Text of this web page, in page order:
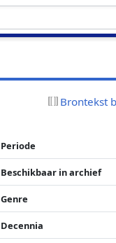
Brontekst
Periode
Beschikbaar in archief
Genre
Decennia